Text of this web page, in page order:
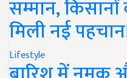
सम्मान,
मिली नई
Lifestyle